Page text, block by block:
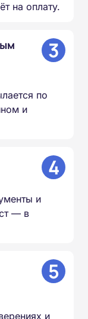
на оплату.
3
по
и
4
и
— в
5
и